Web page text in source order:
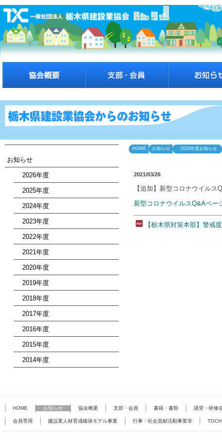
お知らせ
2026年度
2025年度
2024年度
2023年度
2022年度
2021年度
2020年度
2019年度
2018年度
2017年度
2016年度
2015年度
2014年度
HOME お知らせ 2020年度お知らせ
2021/03/26
【追加】新型コロナウイル
新型コロナウイルスQ&Aペー
【栃木県対策本部】警戒
HOME お知らせ 協会概要 支部・会員 書籍・書類 講習・研修
会員専用 建設業人材育成確保モデル事業 行事・社会貢献活動事業等